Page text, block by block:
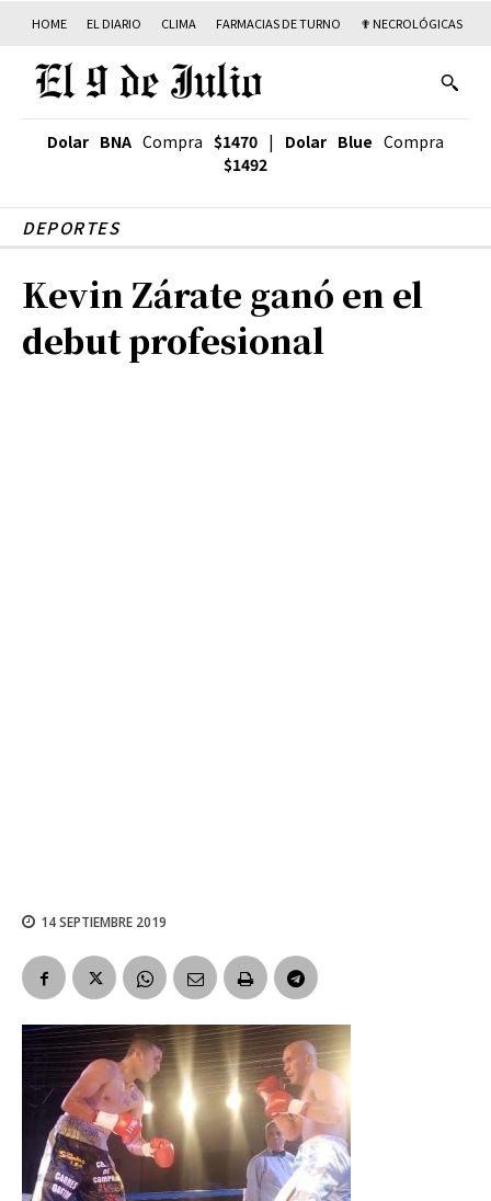
HOME EL DIARIO CLIMA FARMACIAS DE TURNO ✟ NECROLÓGICAS
Dolar BNA Compra $1470 | Dolar Blue Compra
$1492
DEPORTES
Kevin Zárate ganó en el
debut profesional
14 SEPTIEMBRE 2019